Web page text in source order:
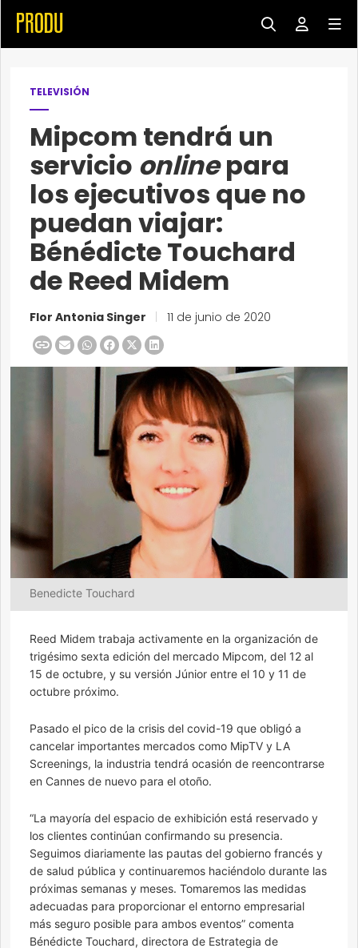
TELEVISIÓN
Mipcom tendrá un
servicio onlinepara
los ejecutivos que no
puedan viajar:
Bénédicte Touchard
de Reed Midem
Flor Antonia Singer 11 de junio de 2020
Benedicte Touchard
Reed Midem trabaja activamente en la organización de
trigésimo sexta edición del mercado Mipcom, del 12 al
15 de octubre, y su versión Júnior entre el 10 y 11 de
octubre próximo.
Pasado el pico de la crisis del covid-19 que obligó a
cancelar importantes mercados como MipTV y LA
Screenings, la industria tendrá ocasión de reencontrarse
en Cannes de nuevo para el otoño.
“La mayoría del espacio de exhibición está reservado y
los clientes continúan confirmando su presencia.
Seguimos diariamente las pautas del gobierno francés y
de salud pública y continuaremos haciéndolo durante las
próximas semanas y meses. Tomaremos las medidas
adecuadas para proporcionar el entorno empresarial
más seguro posible para ambos eventos” comenta
Bénédicte Touchard, directora de Estrategia de